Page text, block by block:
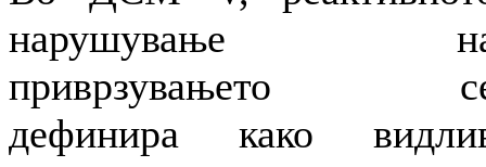
нарушување
приврзувањето
дефинира како